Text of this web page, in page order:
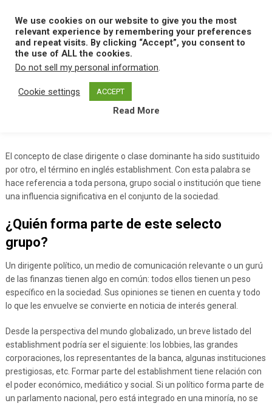
content
MENU
Home E Establishment
Establishment
El concepto de clase dirigente o clase dominante ha sido sustituido
por otro, el término en inglés establishment. Con esta palabra se
hace referencia a toda persona, grupo social o institución que tiene
una influencia significativa en el conjunto de la sociedad.
¿Quién forma parte de este selecto
grupo?
Un dirigente político, un medio de comunicación relevante o un gurú
de las finanzas tienen algo en común: todos ellos tienen un peso
específico en la sociedad. Sus opiniones se tienen en cuenta y todo
lo que les envuelve se convierte en noticia de interés general.
Desde la perspectiva del mundo globalizado, un breve listado del
establishment podría ser el siguiente: los lobbies, las grandes
corporaciones, los representantes de la banca, algunas instituciones
prestigiosas, etc. Formar parte del establishment tiene relación con
el poder económico, mediático y social. Si un político forma parte de
un parlamento nacional, pero está integrado en una minoría, no se
We use cookies on our website to give you the most
relevant experience by remembering your preferences
and repeat visits. By clicking “Accept”, you consent to
the use of ALL the cookies.
Do not sell my personal information.
Cookie settings ACCEPT
Read More